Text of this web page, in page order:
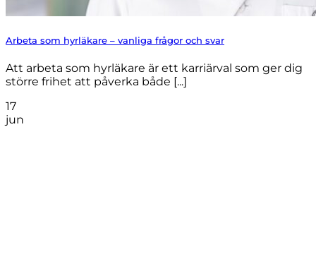
Arbeta som hyrläkare – vanliga frågor och svar
Att arbeta som hyrläkare är ett karriärval som ger dig
större frihet att påverka både [...]
17
jun